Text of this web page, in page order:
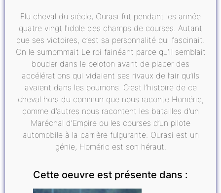
Elu cheval du siècle, Ourasi fut pendant les année
quatre vingt l’idole des champs de courses. Autant
que ses victoires, c’est sa personnalité qui fascinait.
On le surnommait Le roi fainéant parce qu’il semblait
bouder dans le peloton avant de placer des
accélérations qui vidaient ses rivaux de l’air qu’ils
avaient dans les poumons. C’est l’histoire de ce
cheval hors du commun que nous raconte Homéric,
comme d’autres nous racontent les batailles d’un
Maréchal d’Empire ou les courses d’un pilote
automobile à la carrière fulgurante. Ourasi est un
génie, Homéric est son héraut.
Cette oeuvre est présente dans :